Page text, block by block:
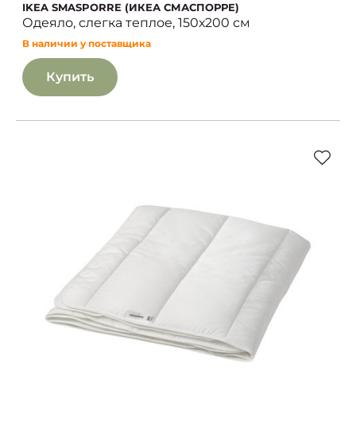
IKEA SMASPORRE (ИКЕА СМАСПОРРЕ)
Одеяло, слегка теплое, 150х200 см
В наличии у поставщика
Купить